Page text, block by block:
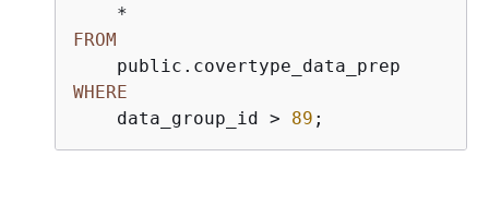
*
FROM
WHERE
    data_group_id
> 89 ;